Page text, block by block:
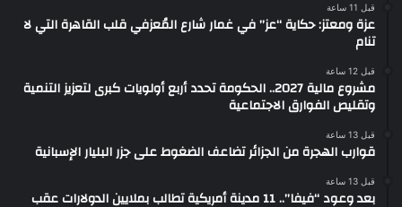
قبل 11 ساعة
عزة ومعتز: حكاية “عز” في غمار شارع المُعزفي قلب القاهرة التي لا
تنام
قبل 12 ساعة
مشروع مالية 2027.. الحكومة تحدد أربع أولويات كبرى لتعزيز التنمية
وتقليص الفوارق الاجتماعية
قبل 13 ساعة
قوارب الهجرة من الجزائر تضاعف الضغوط على جزر البليار الإسبانية
قبل 13 ساعة
بعد وعود “فيفا”.. 11 مدينة أمريكية تطالب بملايين الدولارات عقب